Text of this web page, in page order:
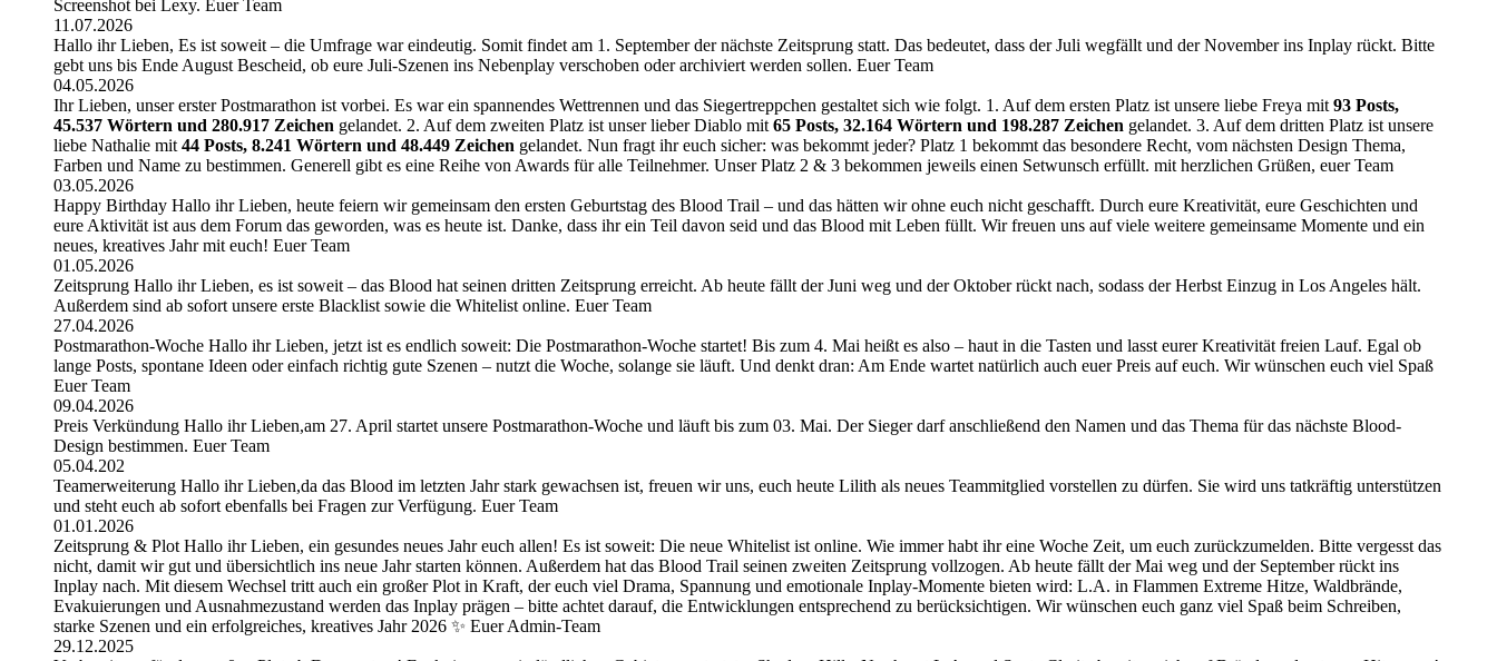
Screenshot bei Lexy. Euer Team
11.07.2026
Hallo ihr Lieben, Es ist soweit – die Umfrage war eindeutig. Somit findet am 1. September der nächste Zeitsprung statt. Das bedeutet, dass der Juli wegfällt und der November ins Inplay rückt. Bitte
gebt uns bis Ende August Bescheid, ob eure Juli-Szenen ins Nebenplay verschoben oder archiviert werden sollen. Euer Team
04.05.2026
Ihr Lieben, unser erster Postmarathon ist vorbei. Es war ein spannendes Wettrennen und das Siegertreppchen gestaltet sich wie folgt. 1. Auf dem ersten Platz ist unsere liebe Freya mit 93 Posts,
45.537 Wörtern und 280.917 Zeichen gelandet. 2. Auf dem zweiten Platz ist unser lieber Diablo mit 65 Posts, 32.164 Wörtern und 198.287 Zeichen gelandet. 3. Auf dem dritten Platz ist unsere
liebe Nathalie mit 44 Posts, 8.241 Wörtern und 48.449 Zeichen gelandet. Nun fragt ihr euch sicher: was bekommt jeder? Platz 1 bekommt das besondere Recht, vom nächsten Design Thema,
Farben und Name zu bestimmen. Generell gibt es eine Reihe von Awards für alle Teilnehmer. Unser Platz 2 & 3 bekommen jeweils einen Setwunsch erfüllt. mit herzlichen Grüßen, euer Team
03.05.2026
Happy Birthday Hallo ihr Lieben, heute feiern wir gemeinsam den ersten Geburtstag des Blood Trail – und das hätten wir ohne euch nicht geschafft. Durch eure Kreativität, eure Geschichten und
eure Aktivität ist aus dem Forum das geworden, was es heute ist. Danke, dass ihr ein Teil davon seid und das Blood mit Leben füllt. Wir freuen uns auf viele weitere gemeinsame Momente und ein
neues, kreatives Jahr mit euch! Euer Team
01.05.2026
Zeitsprung Hallo ihr Lieben, es ist soweit – das Blood hat seinen dritten Zeitsprung erreicht. Ab heute fällt der Juni weg und der Oktober rückt nach, sodass der Herbst Einzug in Los Angeles hält.
Außerdem sind ab sofort unsere erste Blacklist sowie die Whitelist online. Euer Team
27.04.2026
Postmarathon-Woche Hallo ihr Lieben, jetzt ist es endlich soweit: Die Postmarathon-Woche startet! Bis zum 4. Mai heißt es also – haut in die Tasten und lasst eurer Kreativität freien Lauf. Egal ob
lange Posts, spontane Ideen oder einfach richtig gute Szenen – nutzt die Woche, solange sie läuft. Und denkt dran: Am Ende wartet natürlich auch euer Preis auf euch. Wir wünschen euch viel Spaß
Euer Team
09.04.2026
Preis Verkündung Hallo ihr Lieben,am 27. April startet unsere Postmarathon-Woche und läuft bis zum 03. Mai. Der Sieger darf anschließend den Namen und das Thema für das nächste Blood-
Design bestimmen. Euer Team
05.04.202
Teamerweiterung Hallo ihr Lieben,da das Blood im letzten Jahr stark gewachsen ist, freuen wir uns, euch heute Lilith als neues Teammitglied vorstellen zu dürfen. Sie wird uns tatkräftig unterstützen
und steht euch ab sofort ebenfalls bei Fragen zur Verfügung. Euer Team
01.01.2026
Zeitsprung & Plot Hallo ihr Lieben, ein gesundes neues Jahr euch allen! Es ist soweit: Die neue Whitelist ist online. Wie immer habt ihr eine Woche Zeit, um euch zurückzumelden. Bitte vergesst das
nicht, damit wir gut und übersichtlich ins neue Jahr starten können. Außerdem hat das Blood Trail seinen zweiten Zeitsprung vollzogen. Ab heute fällt der Mai weg und der September rückt ins
Inplay nach. Mit diesem Wechsel tritt auch ein großer Plot in Kraft, der euch viel Drama, Spannung und emotionale Inplay-Momente bieten wird: L.A. in Flammen Extreme Hitze, Waldbrände,
Evakuierungen und Ausnahmezustand werden das Inplay prägen – bitte achtet darauf, die Entwicklungen entsprechend zu berücksichtigen. Wir wünschen euch ganz viel Spaß beim Schreiben,
starke Szenen und ein erfolgreiches, kreatives Jahr 2026 ✨ Euer Admin-Team
29.12.2025